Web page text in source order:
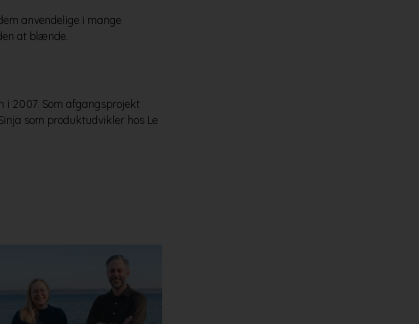
anvendelige i mange
at blænde.
i 2007. Som afgangsprojekt
som produktudvikler hos Le